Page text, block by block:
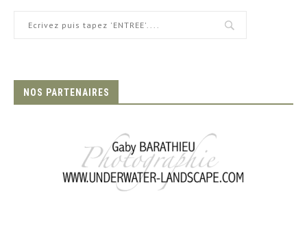
NOS PARTENAIRES